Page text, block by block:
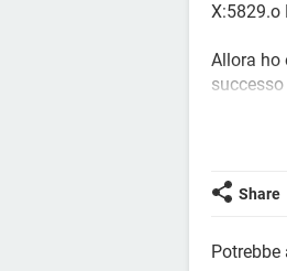
X:5829.o
Allora ho
2)
3) Need
5) Pro
Share
Potrebbe